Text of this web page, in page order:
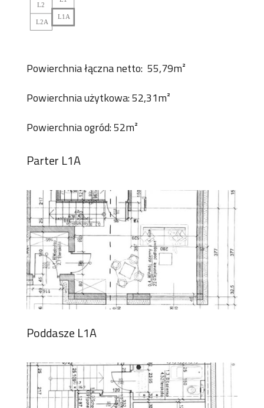
Powierchnia łączna netto: 55,79m²
Powierchnia użytkowa: 52,31m²
Powierchnia ogród: 52m²
Parter L1A
Poddasze L1A